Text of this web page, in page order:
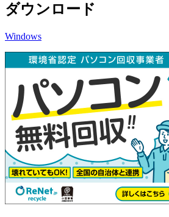
ダウンロード
Windows